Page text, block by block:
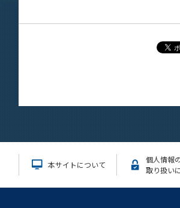
本サイトについて
個人情報
取り扱い